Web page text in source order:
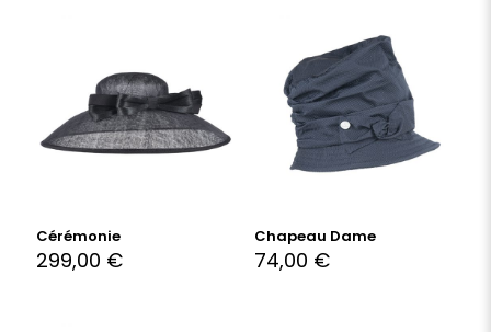
Cérémonie
299,00 €
Chapeau Dame
74,00 €